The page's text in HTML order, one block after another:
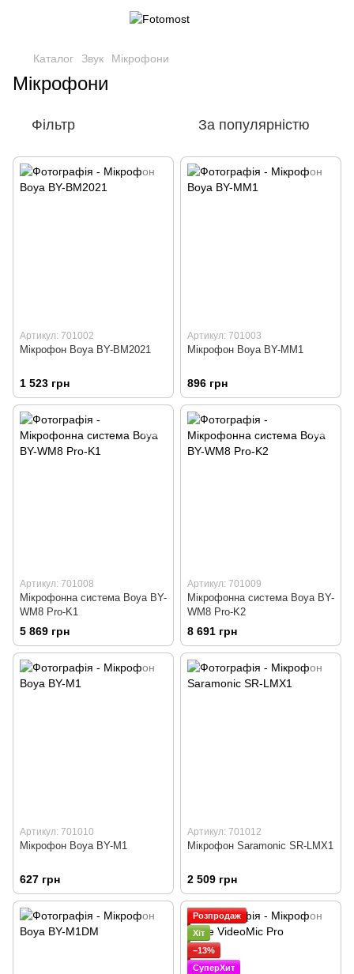
Каталог Звук Мікрофони
Мікрофони
Фільтр За популярністю
Артикул: 701002
Мікрофон Boya BY-BM2021
1 523 грн
Артикул: 701003
Мікрофон Boya BY-MM1
896 грн
Артикул: 701008
Мікрофонна система Boya BY-
WM8 Pro-K1
5 869 грн
Артикул: 701009
Мікрофонна система Boya BY-
WM8 Pro-K2
8 691 грн
Артикул: 701010
Мікрофон Boya BY-M1
627 грн
Артикул: 701012
Мікрофон Saramonic SR-LMX1
2 509 грн
Розпродаж
Хіт
−13%
СуперХит